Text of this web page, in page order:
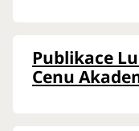
humanismu …
Publikace
Cenu